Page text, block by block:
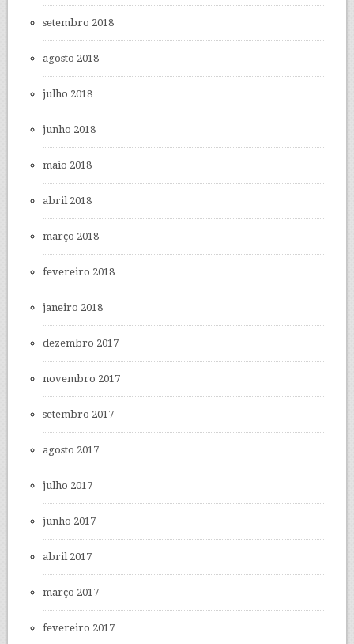
setembro 2018
agosto 2018
julho 2018
junho 2018
maio 2018
abril 2018
março 2018
fevereiro 2018
janeiro 2018
dezembro 2017
novembro 2017
setembro 2017
agosto 2017
julho 2017
junho 2017
abril 2017
março 2017
fevereiro 2017